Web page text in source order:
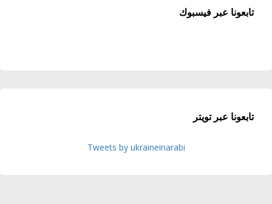
تابعونا عبر فيسبوك
تابعونا عبر تويتر
Tweets by ukraineinarabi